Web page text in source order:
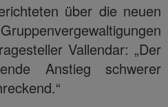
über die neuen
Vallendar: „Der
Anstieg schwerer